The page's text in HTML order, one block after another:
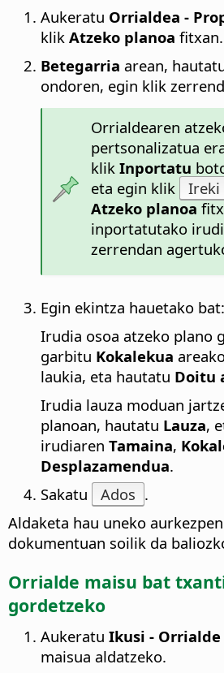
Aukeratu Orrialdea -
klik Atzeko planoa fitxan.
Betegarria arean,
ondoren, egin klik
Orrialdearen
pertsonalizatua
klikInportatu
eta egin klik
Ireki
Atzeko planoa
inportatutako
zerrendan
Egin ekintza hauetako bat:
Irudia osoa atzeko plano
garbitu Kokalekua
laukia, eta hautatu Doitu
Irudia lauza moduan
planoan, hautatu Lauza,
irudiaren Tamaina,
Desplazamendua.
Sakatu
Ados .
Aldaketa hau uneko
dokumentuan soilik da
Orrialde maisu bat
gordetzeko
Aukeratu Ikusi - Orrialde
maisua aldatzeko.